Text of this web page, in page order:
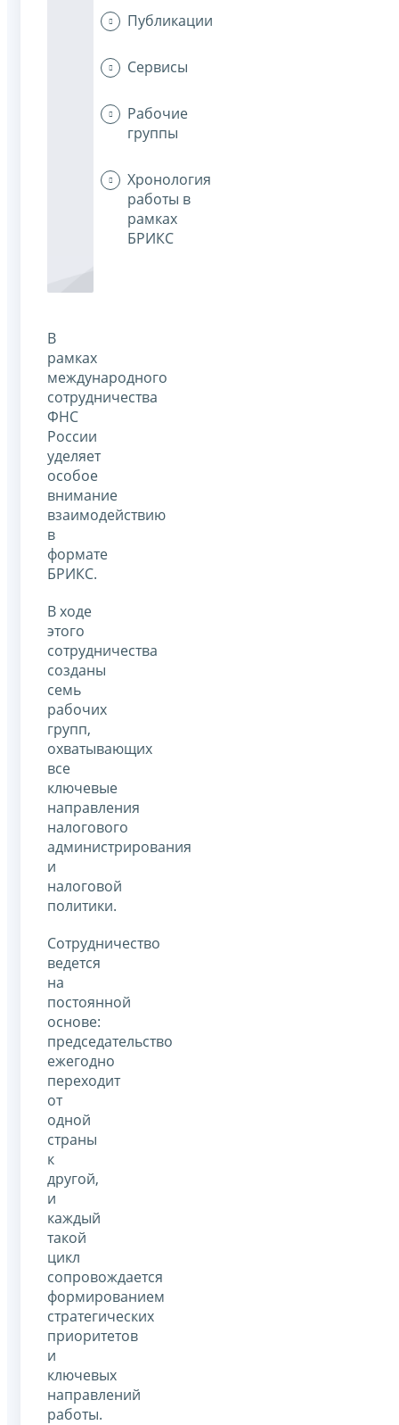
Публикации
Сервисы
Рабочие
группы
Хронология
работы в
рамках
БРИКС
В
рамках
международного
сотрудничества
ФНС
России
уделяет
особое
внимание
взаимодействию
в
формате
БРИКС.
В ходе
этого
сотрудничества
созданы
семь
рабочих
групп,
охватывающих
все
ключевые
направления
налогового
администрирования
и
налоговой
политики.
Сотрудничество
ведется
на
постоянной
основе:
председательство
ежегодно
переходит
от
одной
страны
к
другой,
и
каждый
такой
цикл
сопровождается
формированием
стратегических
приоритетов
и
ключевых
направлений
работы.